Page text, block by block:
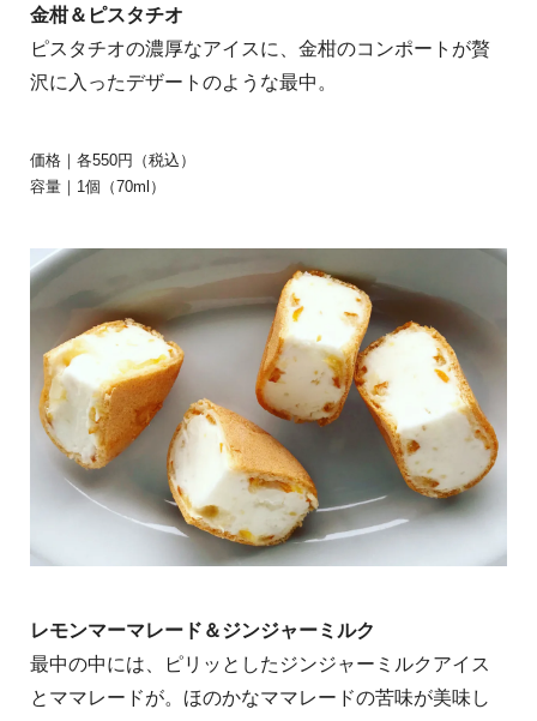
金柑＆ピスタチオ
ピスタチオの濃厚なアイスに、金柑のコンポートが贅
沢に入ったデザートのような最中。
価格｜各550円（税込）
容量｜1個（70ml）
レモンマーマレード＆ジンジャーミルク
最中の中には、ピリッとしたジンジャーミルクアイス
とママレードが。ほのかなママレードの苦味が美味し